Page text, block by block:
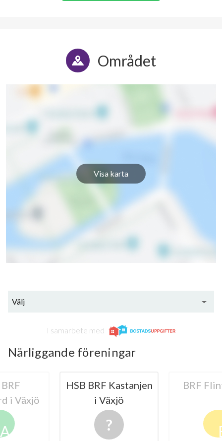
Området
Visa karta
Välj
I samarbete med
Närliggande föreningar
BRF Flintyxan 1
B
HSB